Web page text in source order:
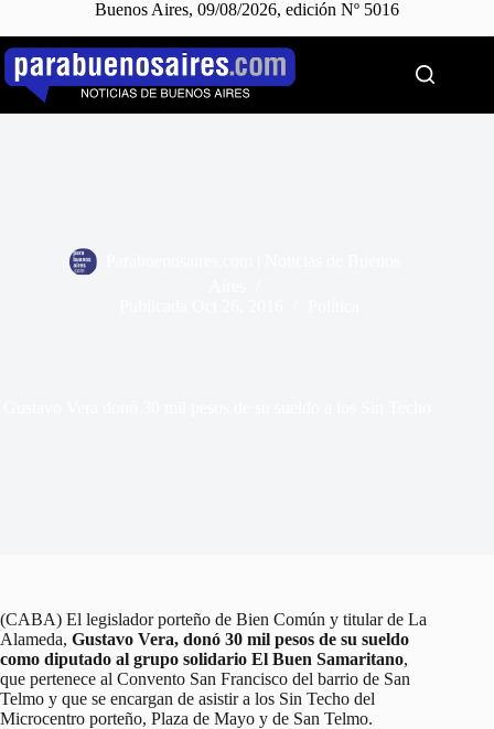
Buenos Aires, 09/08/2026, edición Nº 5016
Saltar
contenido
(CABA) El legislador porteño de Bien Común y titular de La
Alameda, Gustavo Vera, donó 30 mil pesos de su sueldo
como diputado al grupo solidario El Buen Samaritano,
que pertenece al Convento San Francisco del barrio de San
Telmo y que se encargan de asistir a los Sin Techo del
Microcentro porteño, Plaza de Mayo y de San Telmo.